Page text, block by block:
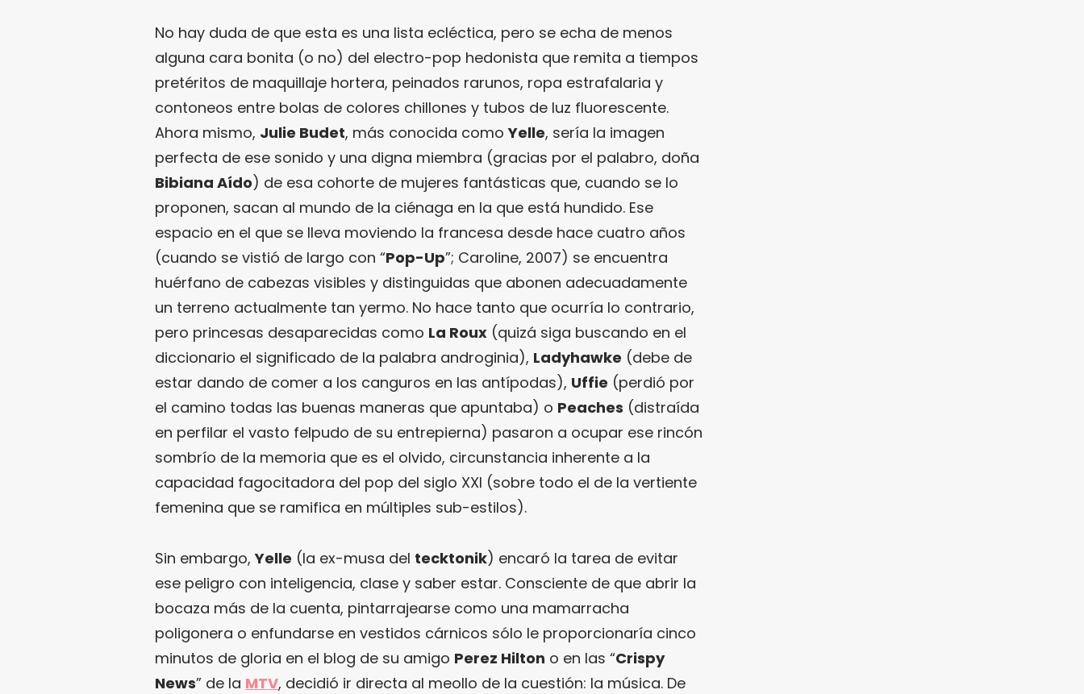
No hay duda de que esta es una lista ecléctica, pero se echa de menos
alguna cara bonita (o no) del electro-pop hedonista que remita a tiempos
pretéritos de maquillaje hortera, peinados rarunos, ropa estrafalaria y
contoneos entre bolas de colores chillones y tubos de luz fluorescente.
Ahora mismo, Julie Budet, más conocida comoYelle, sería la imagen
perfecta de ese sonido y una digna miembra (gracias por el palabro, doña
Bibiana Aído) de esa cohorte de mujeres fantásticas que, cuando se lo
proponen, sacan al mundo de la ciénaga en la que está hundido. Ese
espacio en el que se lleva moviendo la francesa desde hace cuatro años
(cuando se vistió de largo con “Pop-Up”; Caroline, 2007) se encuentra
huérfano de cabezas visibles y distinguidas que abonen adecuadamente
un terreno actualmente tan yermo. No hace tanto que ocurría lo contrario,
pero princesas desaparecidas como La Roux (quizá siga buscando en el
diccionario el significado de la palabra androginia), Ladyhawke (debe de
estar dando de comer a los canguros en las antípodas), Uffie (perdió por
el camino todas las buenas maneras que apuntaba) o Peaches (distraída
en perfilar el vasto felpudo de su entrepierna) pasaron a ocupar ese rincón
sombrío de la memoria que es el olvido, circunstancia inherente a la
capacidad fagocitadora del pop del siglo XXI (sobre todo el de la vertiente
femenina que se ramifica en múltiples sub-estilos).
Sin embargo,Yelle (la ex-musa del tecktonik) encaró la tarea de evitar
ese peligro con inteligencia, clase y saber estar. Consciente de que abrir la
bocaza más de la cuenta, pintarrajearse como una mamarracha
poligonera o enfundarse en vestidos cárnicos sólo le proporcionaría cinco
minutos de gloria en el blog de su amigo Perez Hilton o en las “Crispy
News” de la MTV, decidió ir directa al meollo de la cuestión: la música. De